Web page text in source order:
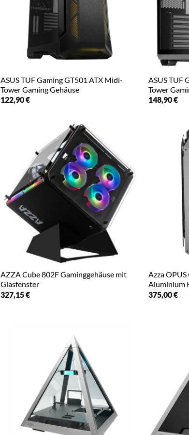
ASUS TUF Gaming GT501 ATX Midi-
Tower Gaming Gehäuse
122,90€
ASUS TUF
Tower
148,90€
AZZA Cube 802F Gaminggehäuse mit
Glasfenster
327,15€
Azza OPUS
Aluminium
375,00€